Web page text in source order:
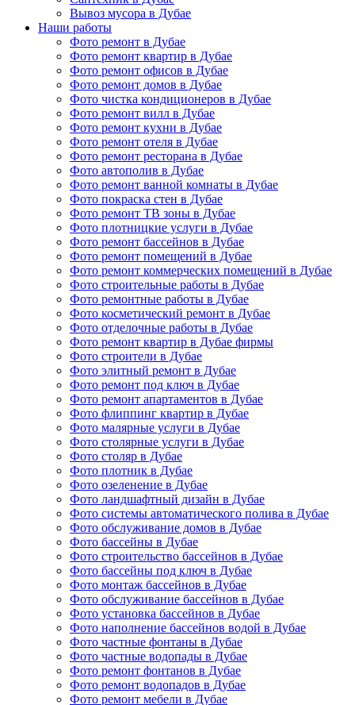
Вывоз мусора в Дубае
Наши работы
Фото ремонт в Дубае
Фото ремонт квартир в Дубае
Фото ремонт офисов в Дубае
Фото ремонт домов в Дубае
Фото чистка кондиционеров в Дубае
Фото ремонт вилл в Дубае
Фото ремонт кухни в Дубае
Фото ремонт отеля в Дубае
Фото ремонт ресторана в Дубае
Фото автополив в Дубае
Фото ремонт ванной комнаты в Дубае
Фото покраска стен в Дубае
Фото ремонт ТВ зоны в Дубае
Фото плотницкие услуги в Дубае
Фото ремонт бассейнов в Дубае
Фото ремонт помещений в Дубае
Фото ремонт коммерческих помещений в Дубае
Фото строительные работы в Дубае
Фото ремонтные работы в Дубае
Фото косметический ремонт в Дубае
Фото отделочные работы в Дубае
Фото ремонт квартир в Дубае фирмы
Фото строители в Дубае
Фото элитный ремонт в Дубае
Фото ремонт под ключ в Дубае
Фото ремонт апартаментов в Дубае
Фото флиппинг квартир в Дубае
Фото малярные услуги в Дубае
Фото столярные услуги в Дубае
Фото столяр в Дубае
Фото плотник в Дубае
Фото озеленение в Дубае
Фото ландшафтный дизайн в Дубае
Фото системы автоматического полива в Дубае
Фото обслуживание домов в Дубае
Фото бассейны в Дубае
Фото строительство бассейнов в Дубае
Фото бассейны под ключ в Дубае
Фото монтаж бассейнов в Дубае
Фото обслуживание бассейнов в Дубае
Фото установка бассейнов в Дубае
Фото наполнение бассейнов водой в Дубае
Фото частные фонтаны в Дубае
Фото частные водопады в Дубае
Фото ремонт фонтанов в Дубае
Фото ремонт водопадов в Дубае
Фото ремонт мебели в Дубае